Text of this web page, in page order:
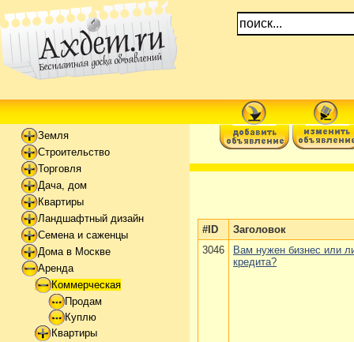
Земля
Строительство
Торговля
Дача, дом
Квартиры
Ландшафтный дизайн
Семена и саженцы
Дома в Москве
Аренда
Коммерческая
Продам
Куплю
Квартиры
#ID
Заголовок
3046
Вам нужен бизнес или
кредита?